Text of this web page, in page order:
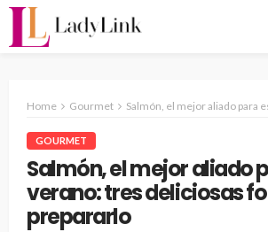
Home Gourmet Salmón, el mejor aliado para este verano:
GOURMET
Salmón, el mejor aliado
verano: tres deliciosas
prepararlo